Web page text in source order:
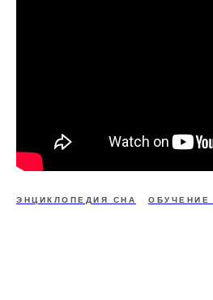
ЭНЦИКЛОПЕДИЯ СНА ОБУЧЕНИЕ